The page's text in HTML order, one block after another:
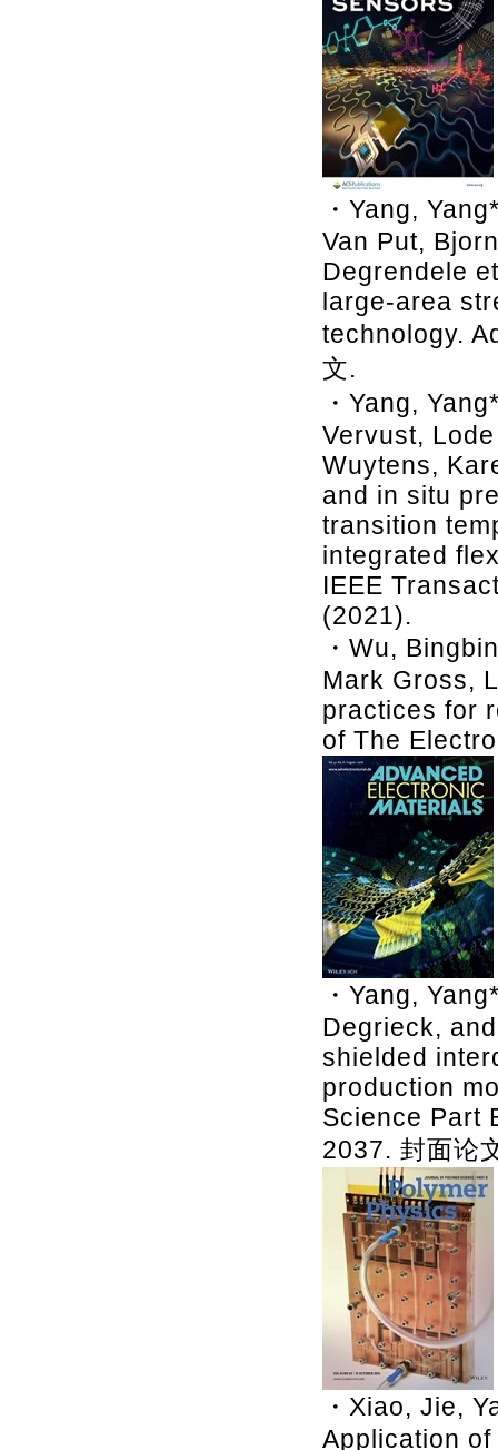
・Yang,
Van Put,
Degrendele
large-area
technology.
文.
・Yang,
Vervust,
Wuytens,
and in situ
transition
integrated
IEEE
(2021).
・Wu,
Mark Gross,
practices for
of The
・Yang,
Degrieck,
shielded
production
Science Part
2037. 封面论
・Xiao, Jie,
Application